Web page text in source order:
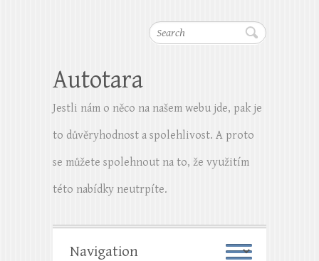
Search
Autotara
Jestli nám o něco na našem webu jde, pak je
to důvěryhodnost a spolehlivost. A proto
se můžete spolehnout na to, že využitím
této nabídky neutrpíte.